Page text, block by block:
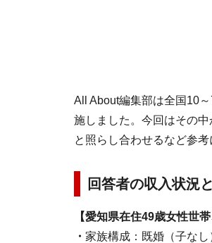
All About編集部は全国10
施しました。今回はその
と照らし合わせるなど参考
回答者の収入状況
【愛知県在住49歳女性世
・ 家族構成：既婚（子なし